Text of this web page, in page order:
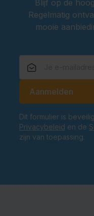
Blijf op de
Regelmatig
mooie
Aanmelden
Dit formulier is
Privacybeleid en de
zijn van toepassing.